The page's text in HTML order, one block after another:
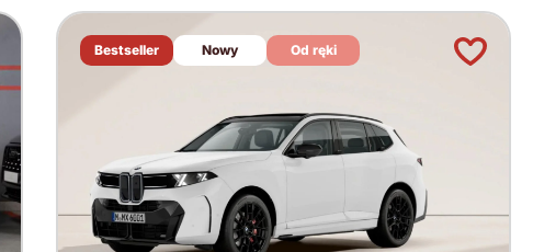
Bestseller Nowy Od ręki